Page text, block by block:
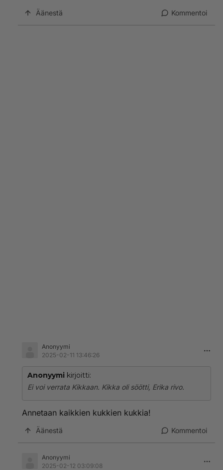
Äänestä Kommentoi
Anonyymi
2025-02-11 13:46:26
Anonyymi kirjoitti:
Ei voi verrata Kikkaan. Kikka oli söötti, Erika rivo.
Annetaan kaikkien kukkien kukkia!
Äänestä Kommentoi
Anonyymi
2025-02-12 03:09:08